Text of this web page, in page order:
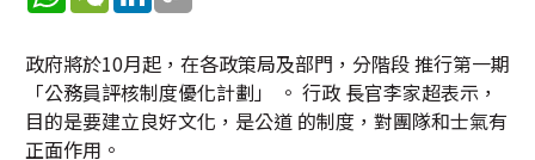
政府將於10月起，在各政策局及部門，分階段 推行第一期
「公務員評核制度優化計劃」 。 行政 長官李家超表示，
目的是要建立良好文化，是公道 的制度，對團隊和士氣有
正面作用。